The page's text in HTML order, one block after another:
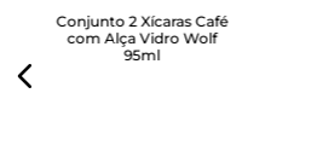
Conjunto 2 Xícaras Café
com Alça Vidro Wolf
95ml